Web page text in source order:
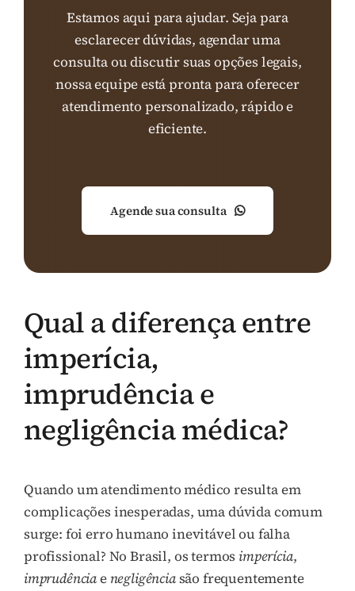
Estamos aqui para ajudar. Seja para
esclarecer dúvidas, agendar uma
consulta ou discutir suas opções legais,
nossa equipe está pronta para oferecer
atendimento personalizado, rápido e
eficiente.
Agende sua consulta
Qual a diferença entre
imperícia,
imprudência e
negligência médica?
Quando um atendimento médico resulta em
complicações inesperadas, uma dúvida comum
surge: foi erro humano inevitável ou falha
profissional? No Brasil, os termos imperícia,
imprudênciae negligênciasão frequentemente